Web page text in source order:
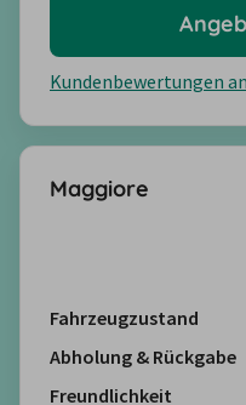
Kundenbewertungen
Maggiore
Fahrzeugzustand
Abholung & Rückgabe
Freundlichkeit